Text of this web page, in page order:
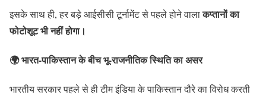
इसके साथ ही, हर बड़े आईसीसी टूर्नामेंट से पहले होने वालाकप्तानों का
फोटोशूट भी नहीं होगा।
🌍 भारत-पाकिस्तान के बीच भू-राजनीतिक स्थिति का असर
भारतीय सरकार पहले से ही टीम इंडिया के पाकिस्तान दौरे का विरोध करती